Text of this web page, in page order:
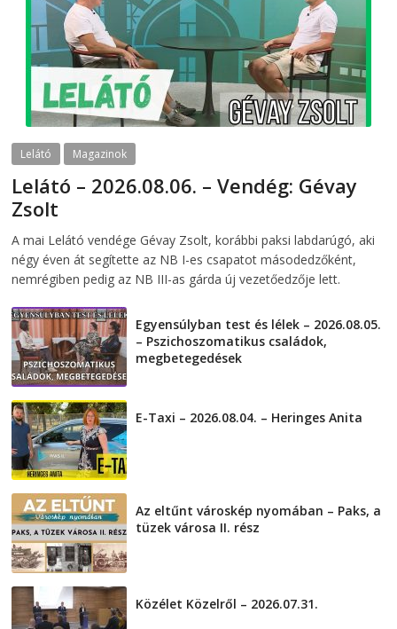
Lelátó Magazinok
Lelátó – 2026.08.06. – Vendég: Gévay
Zsolt
A mai Lelátó vendége Gévay Zsolt, korábbi paksi labdarúgó, aki
négy éven át segítette az NB I-es csapatot másodedzőként,
nemrégiben pedig az NB III-as gárda új vezetőedzője lett.
Egyensúlyban test és lélek – 2026.08.05.
– Pszichoszomatikus családok,
megbetegedések
E-Taxi – 2026.08.04. – Heringes Anita
Az eltűnt városkép nyomában – Paks, a
tüzek városa II. rész
Közélet Közelről – 2026.07.31.